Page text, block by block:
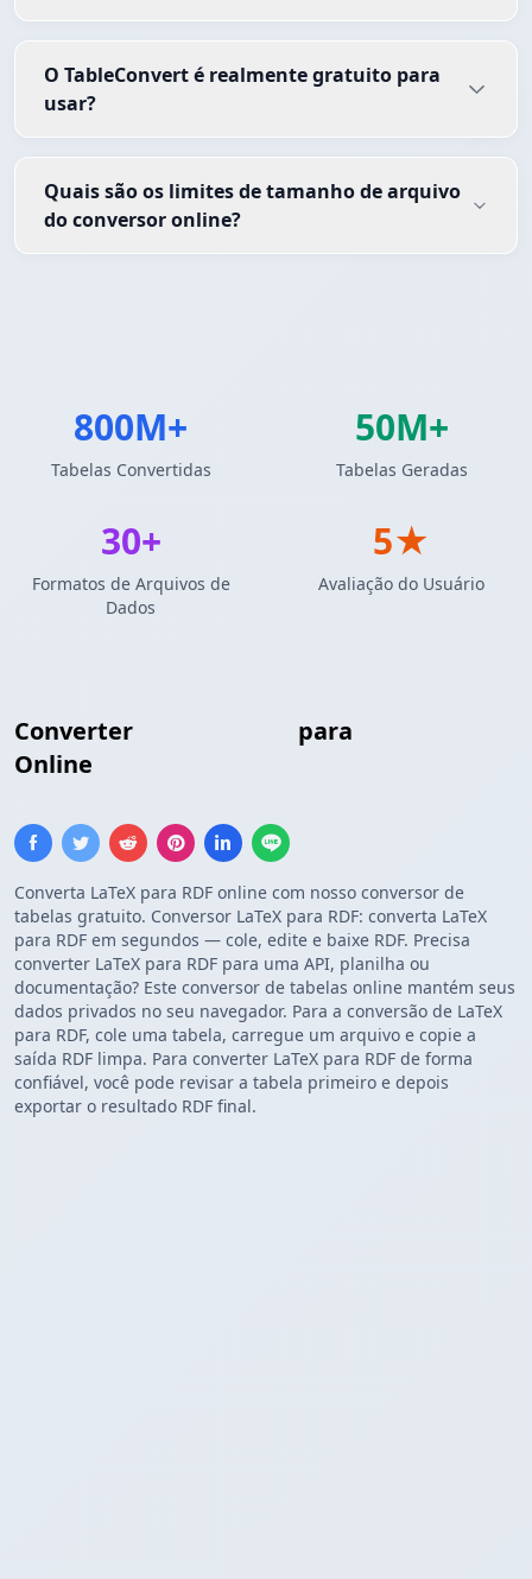
Converter para
Online
Converta LaTeX para RDF online com nosso conversor de
tabelas gratuito. Conversor LaTeX para RDF: converta LaTeX
para RDF em segundos — cole, edite e baixe RDF. Precisa
converter LaTeX para RDF para uma API, planilha ou
documentação? Este conversor de tabelas online mantém seus
dados privados no seu navegador. Para a conversão de LaTeX
para RDF, cole uma tabela, carregue um arquivo e copie a
saída RDF limpa. Para converter LaTeX para RDF de forma
confiável, você pode revisar a tabela primeiro e depois
exportar o resultado RDF final.
O TableConvert é realmente gratuito para
usar?
Quais são os limites de tamanho de arquivo
do conversor online?
800M+
Tabelas Convertidas
50M+
Tabelas Geradas
30+
Formatos de Arquivos de
Dados
5★
Avaliação do Usuário